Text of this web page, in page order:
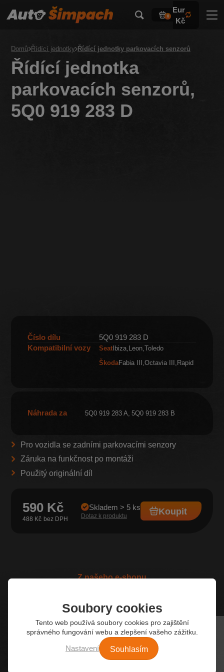
0
Eur
Kč
Domů Řídící jednotky Řídící jednotky parkovacích senzorů
Řídící jednotka
parkovacích senzorů,
5Q0 919 283 D
Číslo dílu
5Q0 919 283 D
Kompatibilní vozy
Seat Ibiza Leon Toledo
ŠkodaFabia III Octavia III Rapid
Náhrada za 5Q0 919 283 A 5Q0 919 283 B
Pro vozidla se zadními parkovacími senzory
Záruka na funkčnost po montáži
Použitý originální díl
590 Kč
488 Kč
Skladem > 5 ks
Dotaz k produktu Koupit
Z našeho e-shopu
Soubory cookies
Tento web používá soubory cookies pro zajištění
správného fungování webu a zlepšení vašeho zážitku.
Nastavení Souhlasím